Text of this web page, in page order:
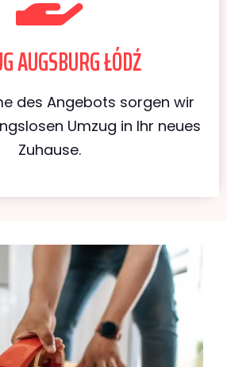
AUGSBURG ŁÓDŹ
des Angebots sorgen wir
Umzug in Ihr neues
Zuhause.